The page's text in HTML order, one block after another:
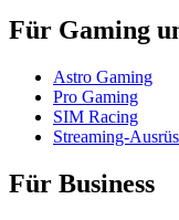
Für Gaming
Astro Gaming
Pro Gaming
SIM Racing
Streaming-
Für Business